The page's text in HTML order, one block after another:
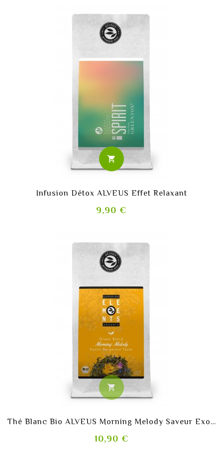
shopping_cart
Infusion Détox ALVEUS Effet Relaxant
9,90 €
shopping_cart
Thé Blanc Bio ALVEUS Morning Melody Saveur Exotique Bergamote
10,90 €